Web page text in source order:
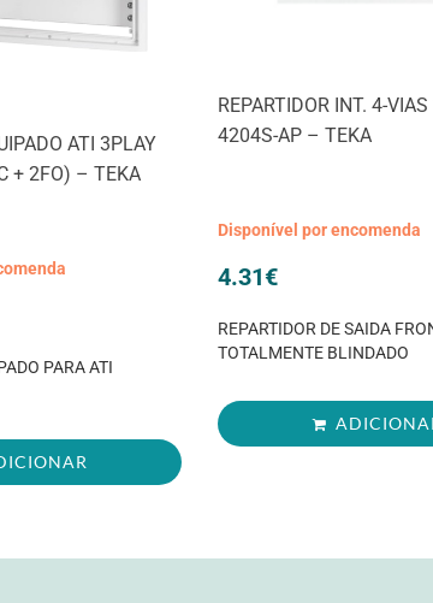
ATI 3PLAY
+ 2FO) – TEKA
PARA ATI
REPARTIDOR INT. 4-
4204S-AP – TEKA
Disponível por encomenda
4.31€
REPARTIDOR DE SAIDA
TOTALMENTE BLINDADO